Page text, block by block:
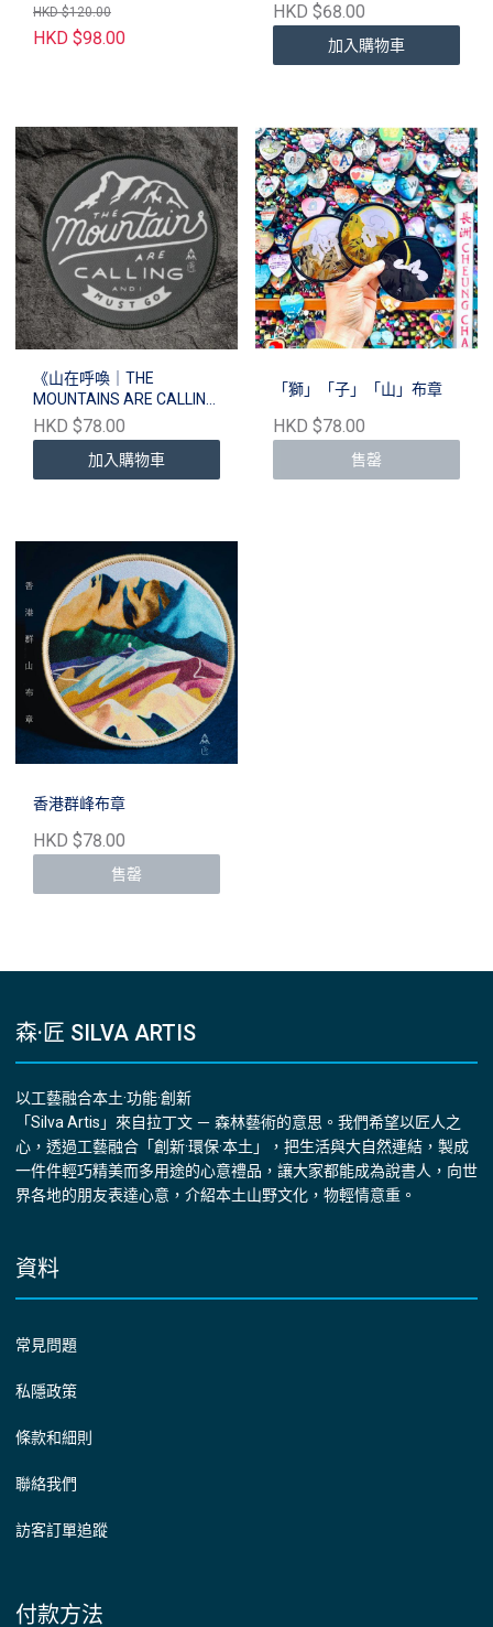
HKD $120.00
HKD $98.00
HKD $68.00
加入購物車
《山在呼喚｜THE
MOUNTAINS ARE CALLING
AND I MUST GO》布章
HKD $78.00
加入購物車
「獅」「子」「山」布章
HKD $78.00
售罄
香港群峰布章
HKD $78.00
售罄
森·匠 SILVA ARTIS
以工藝融合本土·功能·創新
「Silva Artis」來自拉丁文 － 森林藝術的意思。我們希望以匠人之
心，透過工藝融合「創新·環保·本土」，把生活與大自然連結，製成
一件件輕巧精美而多用途的心意禮品，讓大家都能成為說書人，向世
界各地的朋友表達心意，介紹本土山野文化，物輕情意重。
資料
常見問題
私隱政策
條款和細則
聯絡我們
訪客訂單追蹤
付款方法